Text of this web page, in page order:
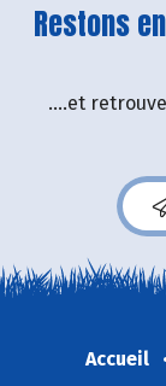
Restons
....et
Accueil